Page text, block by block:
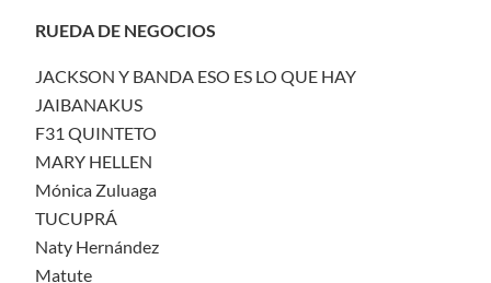
RUEDA DE NEGOCIOS
JACKSON Y BANDA ESO ES LO QUE HAY
JAIBANAKUS
F31 QUINTETO
MARY HELLEN
Mónica Zuluaga
TUCUPRÁ
Naty Hernández
Matute